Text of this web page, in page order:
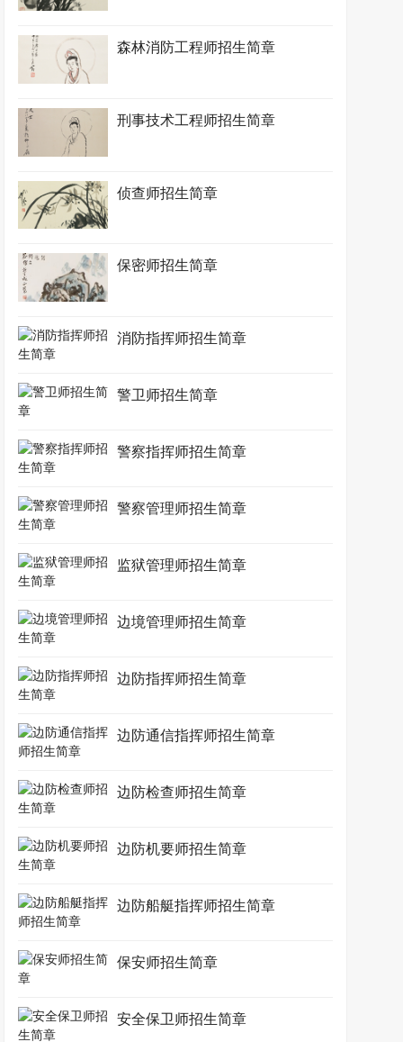
森林消防工程师招生简章
刑事技术工程师招生简章
侦查师招生简章
保密师招生简章
消防指挥师招生简章
警卫师招生简章
警察指挥师招生简章
警察管理师招生简章
监狱管理师招生简章
边境管理师招生简章
边防指挥师招生简章
边防通信指挥师招生简章
边防检查师招生简章
边防机要师招生简章
边防船艇指挥师招生简章
保安师招生简章
安全保卫师招生简章